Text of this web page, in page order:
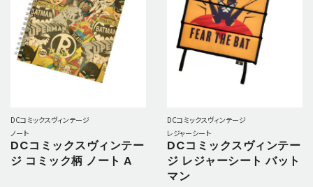
DCコミックスヴィンテージ
ノート
DCコミックスヴィンテー
ジ コミック柄 ノート A
DCコミックスヴィンテージ
レジャーシート
DCコミックスヴィンテー
ジ レジャーシート バット
マン